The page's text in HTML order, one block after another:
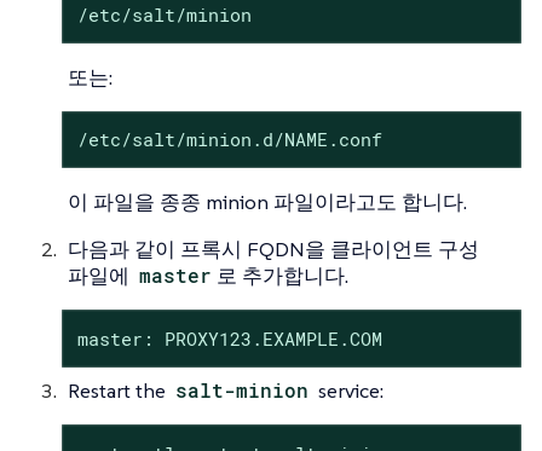
/etc/salt/minion
또는:
/etc/salt/minion.d/NAME.conf
이 파일을 종종 minion 파일이라고도 합니다.
다음과 같이 프록시 FQDN을 클라이언트 구성
파일에 master 로 추가합니다.
master: PROXY123.EXAMPLE.COM
Restart the salt-minion service: